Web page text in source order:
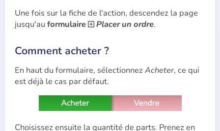
Une fois sur la fiche de l'action, descendez la page
jusqu'auformulaire Placer un ordre.
Comment acheter ?
En haut du formulaire, sélectionnezAcheter, ce qui
est déjà le cas par défaut.
Choisissez ensuite la quantité de parts. Prenez en